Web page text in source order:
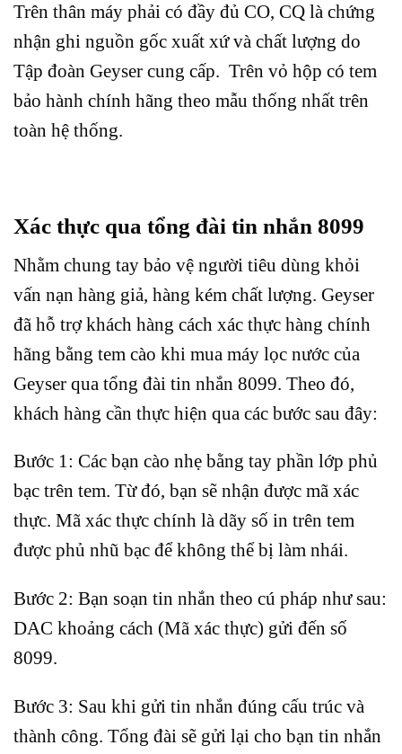
Trên thân máy phải có đầy đủ CO, CQ là chứng
nhận ghi nguồn gốc xuất xứ và chất lượng do
Tập đoàn Geyser cung cấp. Trên vỏ hộp có tem
bảo hành chính hãng theo mẫu thống nhất trên
toàn hệ thống.
Xác thực qua tổng đài tin nhắn 8099
Nhằm chung tay bảo vệ người tiêu dùng khỏi
vấn nạn hàng giả, hàng kém chất lượng. Geyser
đã hỗ trợ khách hàng cách xác thực hàng chính
hãng bằng tem cào khi mua máy lọc nước của
Geyser qua tổng đài tin nhắn 8099. Theo đó,
khách hàng cần thực hiện qua các bước sau đây:
Bước 1: Các bạn cào nhẹ bằng tay phần lớp phủ
bạc trên tem. Từ đó, bạn sẽ nhận được mã xác
thực. Mã xác thực chính là dãy số in trên tem
được phủ nhũ bạc để không thể bị làm nhái.
Bước 2: Bạn soạn tin nhắn theo cú pháp như sau:
DAC khoảng cách (Mã xác thực) gửi đến số
8099.
Bước 3: Sau khi gửi tin nhắn đúng cấu trúc và
thành công. Tổng đài sẽ gửi lại cho bạn tin nhắn